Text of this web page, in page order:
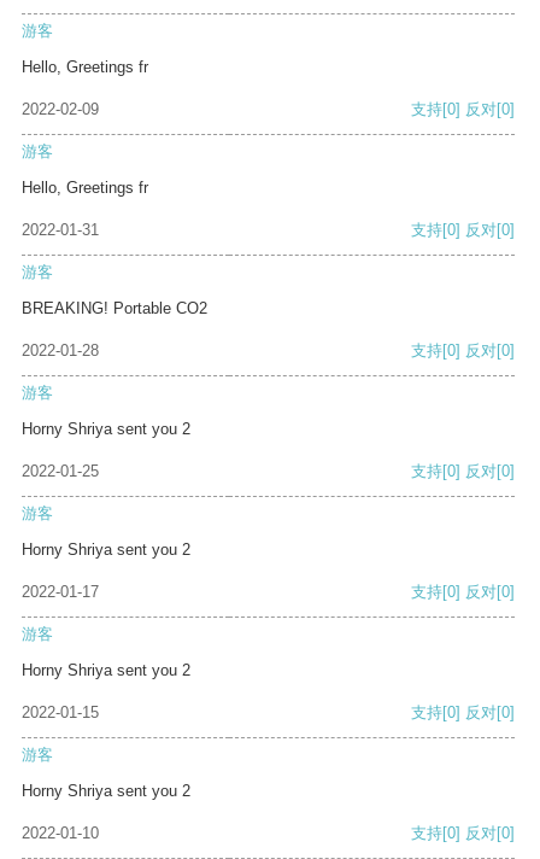
游客
Hello, Greetings fr
2022-02-09 支持[0] 反对[0]
游客
Hello, Greetings fr
2022-01-31 支持[0] 反对[0]
游客
BREAKING! Portable CO2
2022-01-28 支持[0] 反对[0]
游客
Horny Shriya sent you 2
2022-01-25 支持[0] 反对[0]
游客
Horny Shriya sent you 2
2022-01-17 支持[0] 反对[0]
游客
Horny Shriya sent you 2
2022-01-15 支持[0] 反对[0]
游客
Horny Shriya sent you 2
2022-01-10 支持[0] 反对[0]